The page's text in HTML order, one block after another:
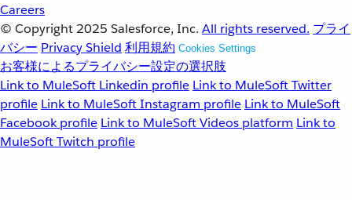
Careers
© Copyright 2025 Salesforce, Inc. All rights reserved. プライ
バシー Privacy Shield 利用規約 Cookies Settings
お客様によるプライバシー設定の選択肢
Link to MuleSoft Linkedin profile Link to MuleSoft Twitter
profile Link to MuleSoft Instagram profile Link to MuleSoft
Facebook profile Link to MuleSoft Videos platform Link to
MuleSoft Twitch profile